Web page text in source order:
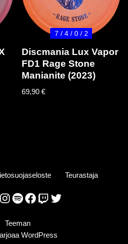
7 / 4 / 0 / 2
Discmania Lux Vapor
FD1 Rage Stone
Manianite (2023)
69,90€
Teurastaja
Teeman
WordPress